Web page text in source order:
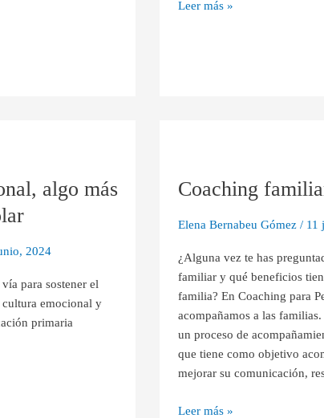
Leer más »
algo más
2024
para sostener el
cultura emocional y
primaria
Coaching
Elena Bernabeu Gómez / 11
¿Alguna vez te has
familiar y qué beneficios
familia? En Coaching para
acompañamos a las
un proceso de
que tiene como objetivo
mejorar su comunicación,
Leer más »